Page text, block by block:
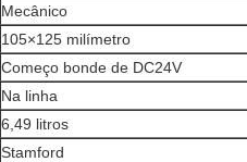
Mecânico
105×125 milímetro
Começo bonde de DC24V
Na linha
6,49 litros
Stamford